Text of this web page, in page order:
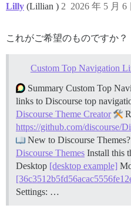
Lilly (Lillian ) 2026 年 5 月 6
2
これがご希望のものですか？
Custom Top Navigation
Summary Custom Top
links to Discourse top
Discourse Theme Creator
https://github.com/discourse/
New to Discourse Themes?
Discourse Themes Install this
Desktop [desktop example]
Settings: …